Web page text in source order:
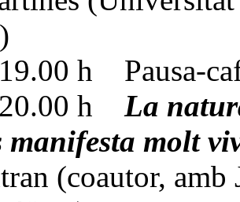
h Pausa-
h La
manifesta molt
(coautor, amb